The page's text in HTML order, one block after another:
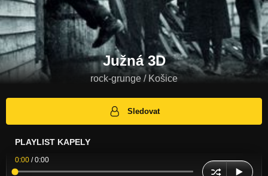
Južná 3D
rock-grunge / Košice
Sledovat
PLAYLIST KAPELY
0:00 /0:00